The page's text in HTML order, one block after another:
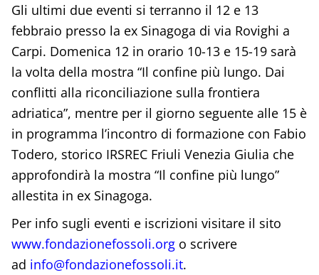
Gli ultimi due eventi si terranno il 12 e 13
febbraio presso la ex Sinagoga di via Rovighi a
Carpi. Domenica 12 in orario 10-13 e 15-19 sarà
la volta della mostra “Il confine più lungo. Dai
conflitti alla riconciliazione sulla frontiera
adriatica”, mentre per il giorno seguente alle 15 è
in programma l’incontro di formazione con Fabio
Todero, storico IRSREC Friuli Venezia Giulia che
approfondirà la mostra “Il confine più lungo”
allestita in ex Sinagoga.
Per info sugli eventi e iscrizioni visitare il sito
www.fondazionefossoli.orgo scrivere
ad info@fondazionefossoli.it.